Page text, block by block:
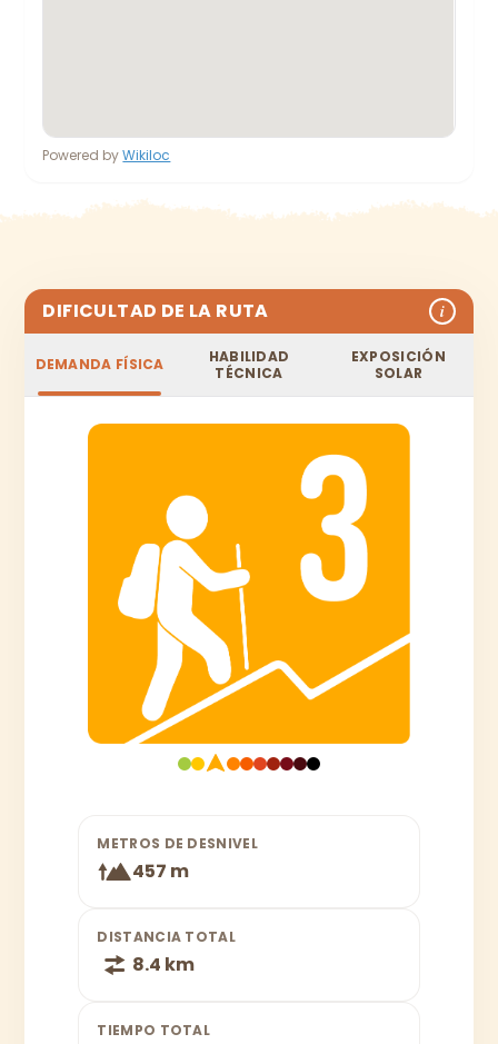
Powered by Wikiloc
DIFICULTAD DE LA RUTA i
DEMANDA FÍSICA
HABILIDAD
TÉCNICA
EXPOSICIÓN
SOLAR
METROS DE DESNIVEL
457 m
DISTANCIA TOTAL
8.4 km
TIEMPO TOTAL